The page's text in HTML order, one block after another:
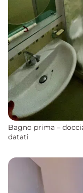
Bagno prima –
datati